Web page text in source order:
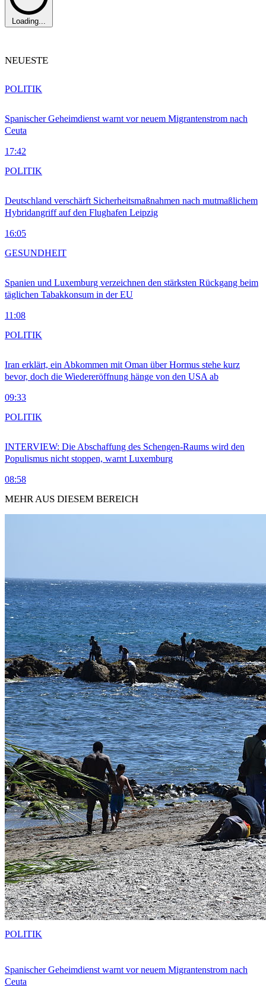
Loading...
NEUESTE
Spanischer Geheimdienst warnt vor neuem Migrantenstrom nach
Ceuta
17:42
POLITIK
Deutschland verschärft Sicherheitsmaßnahmen nach mutmaßlichem
Hybridangriff auf den Flughafen Leipzig
16:05
POLITIK
Spanien und Luxemburg verzeichnen den stärksten Rückgang beim
täglichen Tabakkonsum in der EU
11:08
GESUNDHEIT
Iran erklärt, ein Abkommen mit Oman über Hormus stehe kurz
bevor, doch die Wiedereröffnung hänge von den USA ab
09:33
POLITIK
INTERVIEW: Die Abschaffung des Schengen-Raums wird den
Populismus nicht stoppen, warnt Luxemburg
08:58
POLITIK
MEHR AUS DIESEM BEREICH
Spanischer Geheimdienst warnt vor neuem Migrantenstrom nach
Ceuta
POLITIK